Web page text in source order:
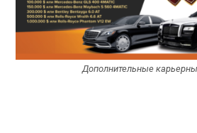
Дополнительные